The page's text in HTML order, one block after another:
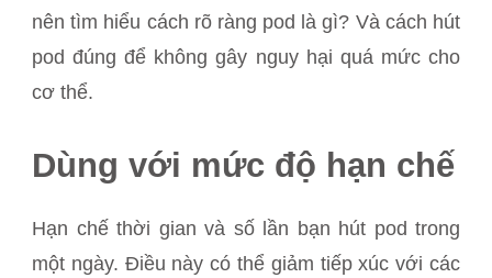
nên tìm hiểu cách rõ ràng pod là gì? Và cách hút
pod đúng để không gây nguy hại quá mức cho
cơ thể.
Dùng với mức độ hạn chế
Hạn chế thời gian và số lần bạn hút pod trong
một ngày. Điều này có thể giảm tiếp xúc với các